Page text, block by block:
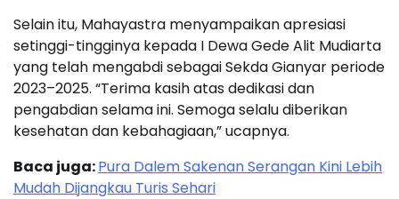
Selain itu, Mahayastra menyampaikan apresiasi
setinggi-tingginya kepada I Dewa Gede Alit Mudiarta
yang telah mengabdi sebagai Sekda Gianyar periode
2023–2025. “Terima kasih atas dedikasi dan
pengabdian selama ini. Semoga selalu diberikan
kesehatan dan kebahagiaan,” ucapnya.
Baca juga:Pura Dalem Sakenan Serangan Kini Lebih
Mudah Dijangkau Turis Sehari